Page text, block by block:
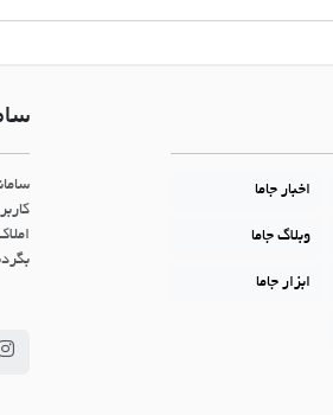
اخبار جاما
وبلاگ جاما
ابزار جاما